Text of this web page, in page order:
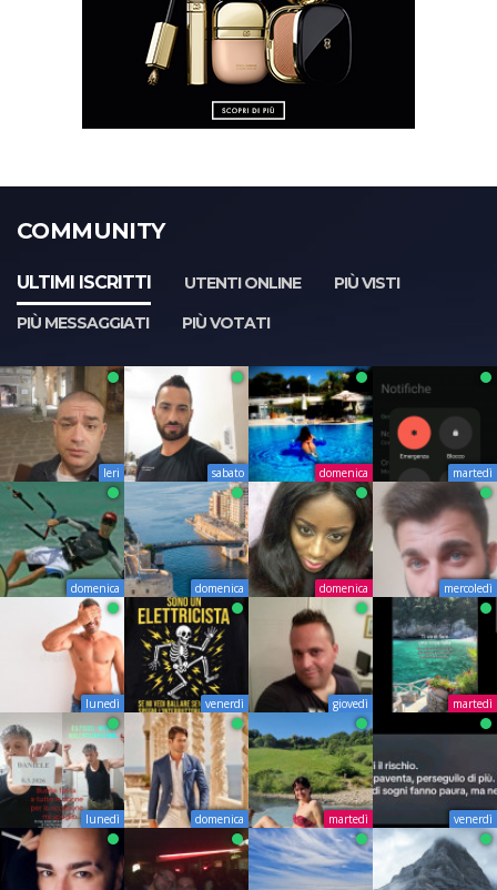
COMMUNITY
ULTIMI ISCRITTI UTENTI ONLINE
PIÙ VISTI
PIÙ MESSAGGIATI
PIÙ VOTATI
Ieri sabato domenica martedì
domenica domenica domenica mercoledì
lunedì venerdì giovedì martedì
lunedì domenica martedì venerdì